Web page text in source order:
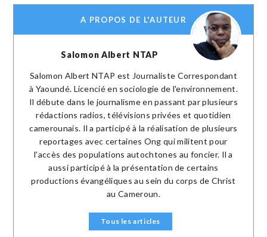
A PROPOS DE L'AUTEUR
Salomon Albert NTAP
Salomon Albert NTAP est Journaliste Correspondant
à Yaoundé. Licencié en sociologie de l'environnement.
Il débute dans le journalisme en passant par plusieurs
rédactions radios, télévisions privées et quotidien
camerounais. Il a participé à la réalisation de plusieurs
reportages avec certaines Ong qui militent pour
l'accès des populations autochtones au foncier. Il a
aussi participé à la présentation de certains
productions évangéliques au sein du corps de Christ
au Cameroun.
Tous les articles